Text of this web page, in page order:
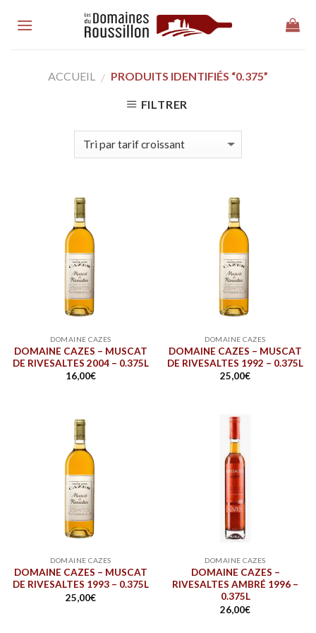
ACCUEIL / PRODUITS IDENTIFIÉS “0.375”
FILTRER
DOMAINE CAZES
DOMAINE CAZES – MUSCAT
DE RIVESALTES 2004 – 0.375L
16,00€
DOMAINE CAZES
DOMAINE CAZES – MUSCAT
DE RIVESALTES 1992 – 0.375L
25,00€
DOMAINE CAZES
DOMAINE CAZES – MUSCAT
DE RIVESALTES 1993 – 0.375L
25,00€
DOMAINE CAZES
DOMAINE CAZES –
RIVESALTES AMBRÉ 1996 –
0.375L
26,00€